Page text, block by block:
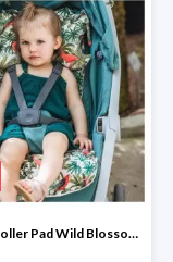
Thick Stroller Pad Wild Blossom Powder Pink Velvet Collection La Millou -15%